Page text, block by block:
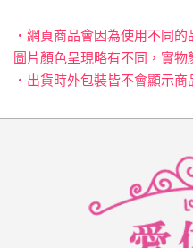
‧網頁商品會因為使用不同
圖片顏色呈現略有不同，實物
‧出貨時外包裝皆不會顯示商